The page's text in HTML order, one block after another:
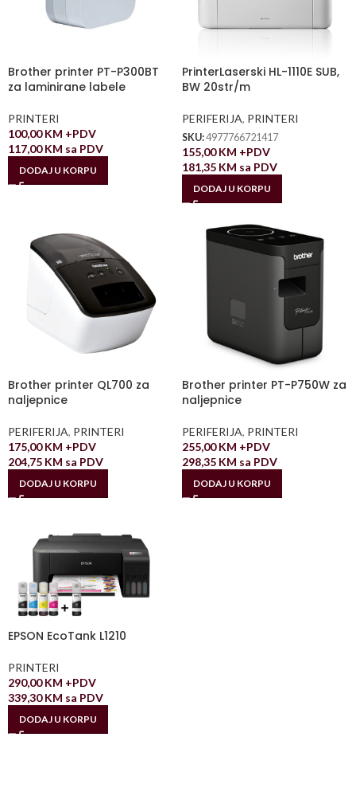
Brother printer PT-P300BT
za laminirane labele
PRINTERI
100,00KM +PDV
117,00KM sa PDV
DODAJ U KORPU
PrinterLaserski HL-1110E SUB,
BW 20str/m
PERIFERIJA, PRINTERI
SKU:4977766721417
155,00KM +PDV
181,35 KM sa PDV
DODAJ U KORPU
Brother printer QL700 za
naljepnice
PERIFERIJA, PRINTERI
175,00KM +PDV
204,75 KM sa PDV
DODAJ U KORPU
Brother printer PT-P750W za
naljepnice
PERIFERIJA, PRINTERI
255,00KM +PDV
298,35 KM sa PDV
DODAJ U KORPU
EPSON EcoTank L1210
PRINTERI
290,00KM +PDV
339,30KM sa PDV
DODAJ U KORPU